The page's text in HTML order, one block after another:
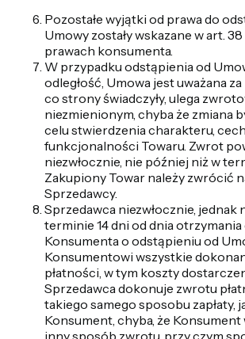
Pozostałe wyjątki od prawa do
Umowy zostały wskazane w art. 38
prawach konsumenta.
W przypadku odstąpienia od
odległość, Umowa jest uważana
co strony świadczyły, ulega
niezmienionym, chyba że zmiana
celu stwierdzenia charakteru,
funkcjonalności Towaru. Zwrot
niezwłocznie, nie później niż w
Zakupiony Towar należy zwrócić
Sprzedawcy.
Sprzedawca niezwłocznie, jednak
terminie 14 dni od dnia
Konsumenta o odstąpieniu od
Konsumentowi wszystkie
płatności, w tym koszty
Sprzedawca dokonuje zwrotu
takiego samego sposobu zapłaty,
Konsument, chyba, że Konsument